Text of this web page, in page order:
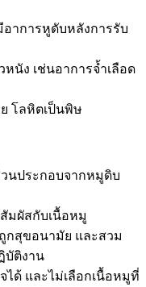
าการหูดับหลังการรับ
นัง เช่นอาการจ้ำเลือด
โลหิตเป็นพิษ
นประกอบจากหมูดิบ
มผัสกับเนื้อหมู
กสุขอนามัย และสวม
บัติงาน
ได้ และไม่เลือกเนื้อหมูที่